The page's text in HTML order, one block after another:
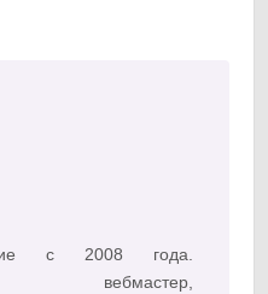
с 2008 года.
вебмастер,